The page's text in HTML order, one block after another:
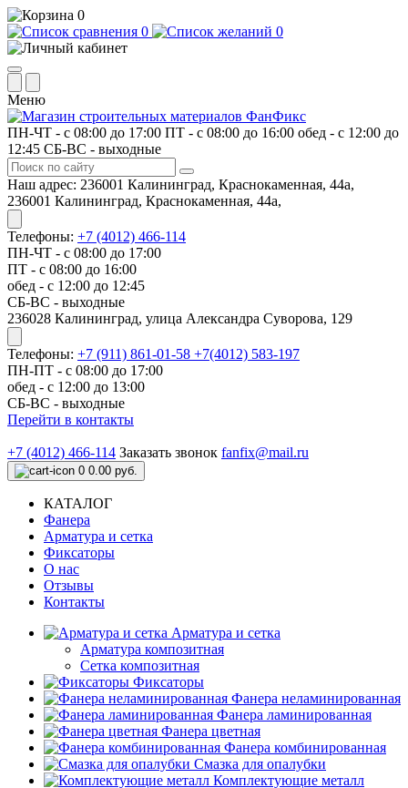
0
0
0
Меню
ПН-ЧТ - с 08:00 до 17:00 ПТ - с 08:00 до 16:00 обед - с 12:00 до
12:45 СБ-ВС - выходные
Наш адрес: 236001 Калининград, Краснокаменная, 44а,
236001 Калининград, Краснокаменная, 44а,
Телефоны: +7 (4012) 466-114
ПН-ЧТ - с 08:00 до 17:00
ПТ - с 08:00 до 16:00
обед - с 12:00 до 12:45
СБ-ВС - выходные
​236028 Калининград, улица Александра Суворова, 129
Телефоны: +7 (911) 861-01-58 +7(4012) 583-197
ПН-ПТ - с 08:00 до 17:00
обед - с 12:00 до 13:00
СБ-ВС - выходные
Перейти в контакты
+7 (4012) 466-114 Заказать звонок fanfix@mail.ru
0 0.00 руб.
КАТАЛОГ
Фанера
Арматура и сетка
Фиксаторы
О нас
Отзывы
Контакты
Арматура и сетка
Арматура композитная
Сетка композитная
Фиксаторы
Фанера неламинированная
Фанера ламинированная
Фанера цветная
Фанера комбинированная
Смазка для опалубки
Комплектующие металл